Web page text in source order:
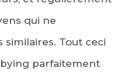
qui ne
Tout ceci
parfaitement